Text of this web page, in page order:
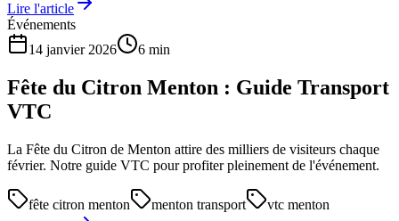
Lire l'article
Événements
14 janvier 2026
6 min
Fête du Citron Menton : Guide Transport
VTC
La Fête du Citron de Menton attire des milliers de visiteurs chaque
février. Notre guide VTC pour profiter pleinement de l'événement.
fête citron menton menton transport
vtc menton